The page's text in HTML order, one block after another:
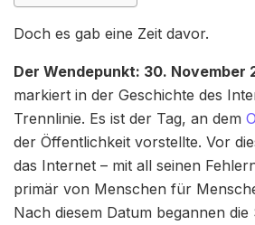
Doch es gab eine Zeit davor.
Der Wendepunkt: 30. November
markiert in der Geschichte des
Trennlinie. Es ist der Tag, an dem
der Öffentlichkeit vorstellte. Vor
das Internet – mit all seinen
primär von Menschen für
Nach diesem Datum begannen die